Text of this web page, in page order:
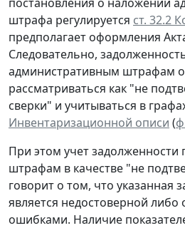
штрафа регулируется ст. 32.2
предполагает оформления
Следовательно,
административным штрафам
рассматриваться как "не
сверки" и учитываться в
Инвентаризационной описи (
При этом учет
штрафам в качестве "не
говорит о том, что указанная
является недостоверной либо
ошибками. Наличие